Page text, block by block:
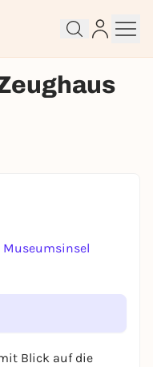
Blick auf die
get started
NOW